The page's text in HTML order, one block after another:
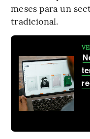
meses para un
tradicional.